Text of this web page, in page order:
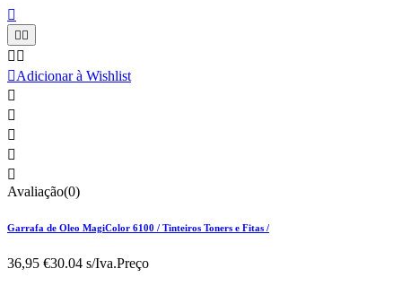

 
 
Adicionar à Wishlist





Avaliação(0)
Garrafa de Oleo MagiColor 6100 / Tinteiros Toners e Fitas /
36,95 €30.04 s/Iva.Preço